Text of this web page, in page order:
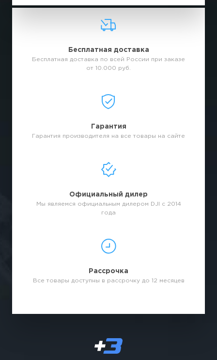
Бесплатная доставка
Бесплатная доставка по всей России при заказе
от 10.000 руб.
Гарантия
Гарантия производителя на все товары на сайте
Официальный дилер
Мы являемся официальным дилером DJI с 2014
года
Рассрочка
Все товары доступны в рассрочку до 12 месяцев